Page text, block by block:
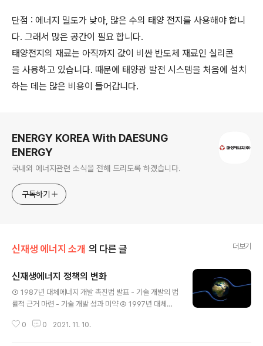
단점 : 에너지 밀도가 낮아, 많은 수의 태양 전지를 사용해야 합니
다. 그래서 많은 공간이 필요 합니다.
태양전지의 재료는 아직까지 값이 비싼 반도체 재료인 실리콘
을 사용하고 있습니다. 때문에 태양광 발전 시스템을 처음에 설치
하는 데는 많은 비용이 들어갑니다.
ENERGY KOREA With DAESUNG
ENERGY
국내외 에너지관련 소식을 전해 드리도록 하겠습니다.
구독하기
신재생 에너지 소개 의 다른 글 더보기
신재생에너지 정책의 변화
① 1987년 대체에너지 개발 촉진법 발표 - 기술 개발의 법
률적 근거 마련 - 기술 개발 성과 미약 ② 1997년 대체에
구축 - 신재생에너지 기술 개발 위주 ③ 2002년 대체에너
0 0 2021. 11. 10.